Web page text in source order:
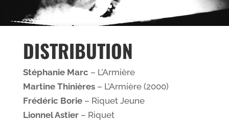
DISTRIBUTION
Stéphanie Marc – L’Armière
Martine Thinières– L’Armière (2000)
Frédéric Borie– Riquet Jeune
Lionnel Astier– Riquet